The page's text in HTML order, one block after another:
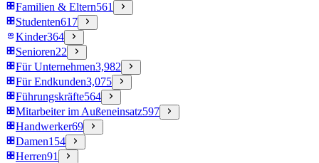
Familien & Eltern561
Studenten617
Kinder364
Senioren22
Für Unternehmen3,982
Für Endkunden3,075
Führungskräfte564
Mitarbeiter im Außeneinsatz597
Handwerker69
Damen154
Herren91